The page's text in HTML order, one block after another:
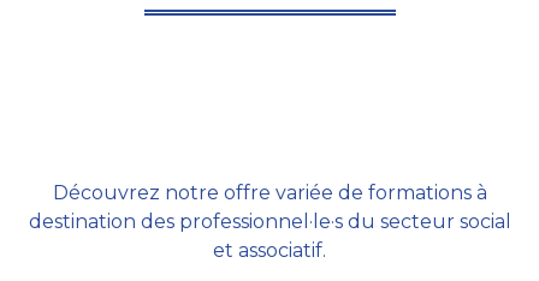
Découvrez notre offre variée de formations à
destination des professionnel·le·s du secteur social
et associatif.